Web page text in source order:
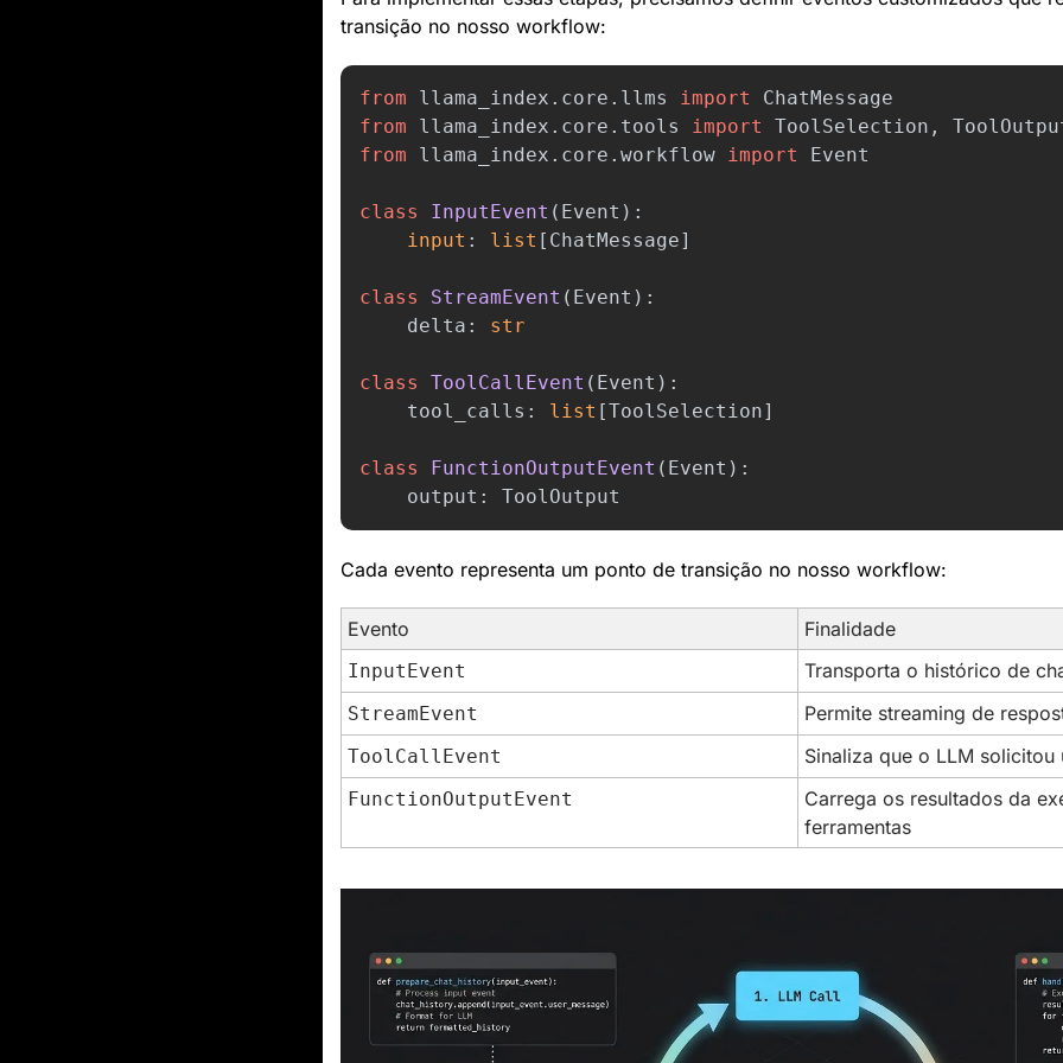
transição no nosso workflow:
from llama_index.core.llms import
ChatMessage
from
llama_index.core.tools import ToolSelection ,
from
llama_index.core.workflow import Event
class InputEvent ( Event ):
input : list [ ChatMessage]
class StreamEvent ( Event ):
delta : str
class ToolCallEvent ( Event ):
tool_calls : list [ToolSelection]
class FunctionOutputEvent ( Event ):
output : ToolOutput
Cada evento representa um ponto de transição no nosso workflow:
Evento Finalidade
InputEvent Transporta o histórico de
StreamEvent Permite streaming de
ToolCallEvent Sinaliza que o LLM solicitou
FunctionOutputEvent
Carrega os resultados da
ferramentas